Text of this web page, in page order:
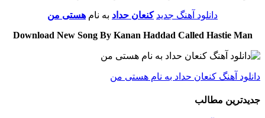
دانلود آهنگ جدید کنعان حداد به نام هستی من
Download New Song By Kanan Haddad Called Hastie Man
دانلود آهنگ کنعان حداد به نام هستی من
جدیدترین مطالب